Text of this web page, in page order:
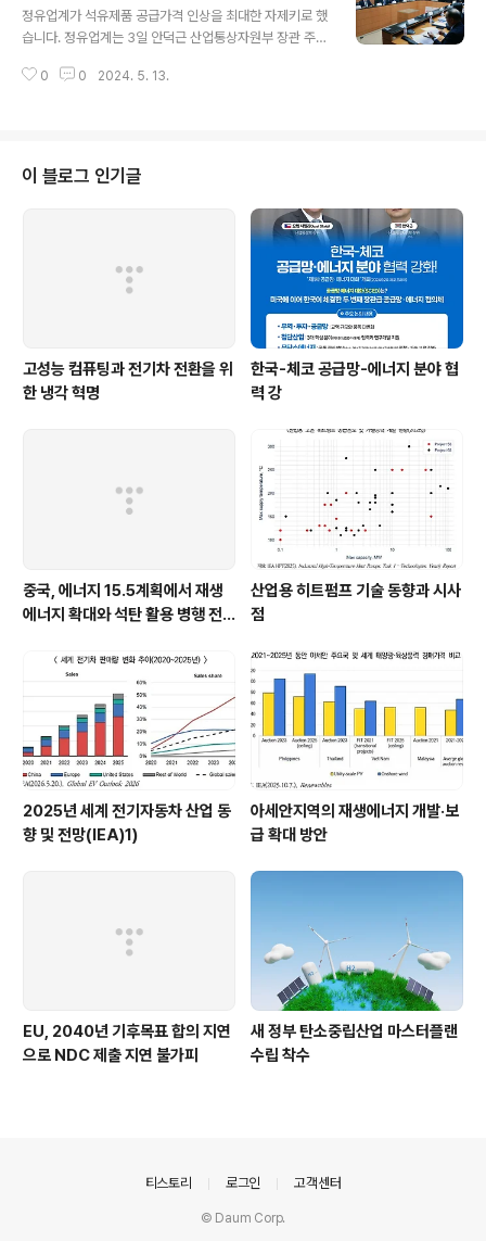
축사를 통해 “수소는 탄소중립과 에너지 안보를 동시에 달
성할 수 있는 무탄소 전원으로, 정부는 민간과 함께 청정수
당기기 위해 부지런히 달려나가고 있고, 또한 금번 액화수
정유업계가 석유제품 공급가격 인상을 최대한 자제키로 했
습니다. 정유업계는 3일 안덕근 산업통상자원부 장관 주재
러 직영주유소 판매가격 인상도 최소화하기로 의견을 모았
판매가격은 전국 주유소 대비 리터당 평균 40원 저렴하게
유지되고 있습니다. 산업부는 알뜰주유소를 연내 수도권
과 대도시를 중심으로 40개 추가하는 작업을 진행 중입니
다. 또 기재부, 국토부, 공정위, 국세청 등과 ‘범부처 석유시
속하고 있습니다. 한편, 중동 정세 불안으로 ..
0 0 2024. 5. 13.
이 블로그 인기글
고성능 컴퓨팅과 전기차 전환을 위
한 냉각 혁명
한국-체코 공급망-에너지 분야 협
력 강
중국, 에너지 15.5계획에서 재생
에너지 확대와 석탄 활용 병행 전
산업용 히트펌프 기술 동향과 시사
점
2025년 세계 전기자동차 산업 동
향 및 전망(IEA)1)
아세안지역의 재생에너지 개발·보
급 확대 방안
EU, 2040년 기후목표 합의 지연
으로 NDC 제출 지연 불가피
새 정부 탄소중립산업 마스터플랜
수립 착수
티스토리 로그인 고객센터
© Daum Corp.